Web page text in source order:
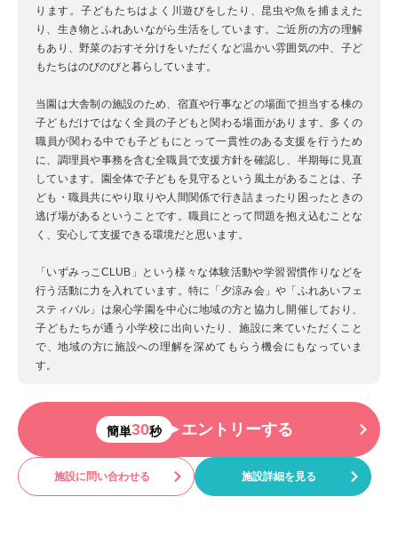
ります。子どもたちはよく川遊びをしたり、昆虫や魚を捕まえた
り、生き物とふれあいながら生活をしています。ご近所の方の理解
もあり、野菜のおすそ分けをいただくなど温かい雰囲気の中、子ど
もたちはのびのびと暮らしています。
当園は大舎制の施設のため、宿直や行事などの場面で担当する棟の
子どもだけではなく全員の子どもと関わる場面があります。多くの
職員が関わる中でも子どもにとって一貫性のある支援を行うため
に、調理員や事務を含む全職員で支援方針を確認し、半期毎に見直
しています。園全体で子どもを見守るという風土があることは、子
ども・職員共にやり取りや人間関係で行き詰まったり困ったときの
逃げ場があるということです。職員にとって問題を抱え込むことな
く、安心して支援できる環境だと思います。
「いずみっこCLUB」という様々な体験活動や学習習慣作りなどを
行う活動に力を入れています。特に「夕涼み会」や「ふれあいフェ
スティバル」は泉心学園を中心に地域の方と協力し開催しており、
子どもたちが通う小学校に出向いたり、施設に来ていただくこと
で、地域の方に施設への理解を深めてもらう機会にもなっていま
す。
簡単30秒 エントリーする
施設に問い合わせる 施設詳細を見る